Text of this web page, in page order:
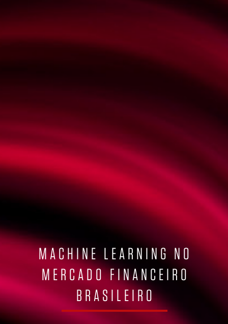
MACHINE LEARNING NO
MERCADO FINANCEIRO
BRASILEIRO